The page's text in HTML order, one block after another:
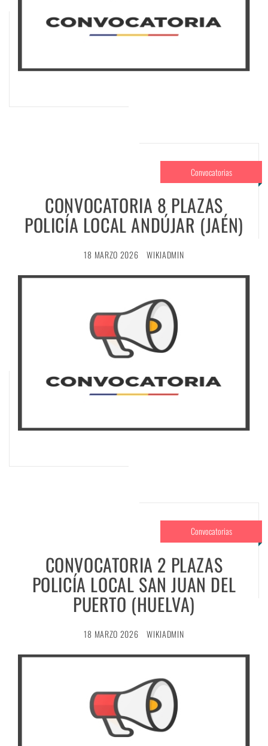
Convocatorias
CONVOCATORIA 8 PLAZAS
POLICÍA LOCAL ANDÚJAR (JAÉN)
18 MARZO 2026 WIKIADMIN
Convocatorias
CONVOCATORIA 2 PLAZAS
POLICÍA LOCAL SAN JUAN DEL
PUERTO (HUELVA)
18 MARZO 2026 WIKIADMIN